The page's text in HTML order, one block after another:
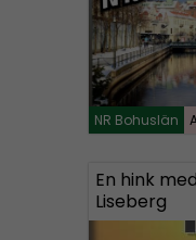
a
y
e
r
NR Bohuslän
En hink
Liseberg